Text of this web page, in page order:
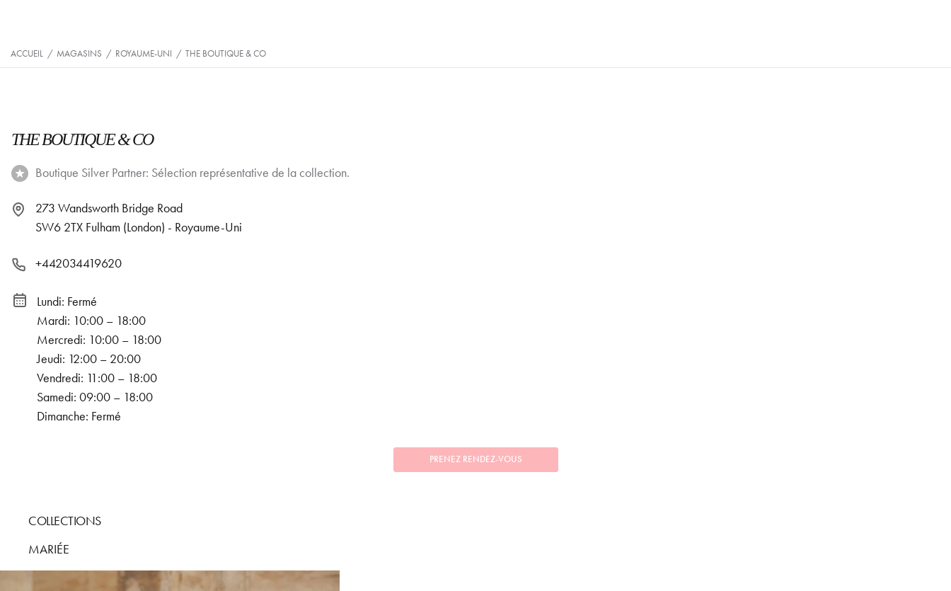
ACCUEIL / MAGASINS / ROYAUME-UNI / THE BOUTIQUE & CO
THE BOUTIQUE & CO
Boutique Silver Partner: Sélection représentative de la collection.
273 Wandsworth Bridge Road
SW6 2TX Fulham (London) - Royaume-Uni
+442034419620
Lundi: Fermé
Mardi: 10:00 – 18:00
Mercredi: 10:00 – 18:00
Jeudi: 12:00 – 20:00
Vendredi: 11:00 – 18:00
Samedi: 09:00 – 18:00
Dimanche: Fermé
PRENEZ RENDEZ-VOUS
COLLECTIONS
MARIÉE